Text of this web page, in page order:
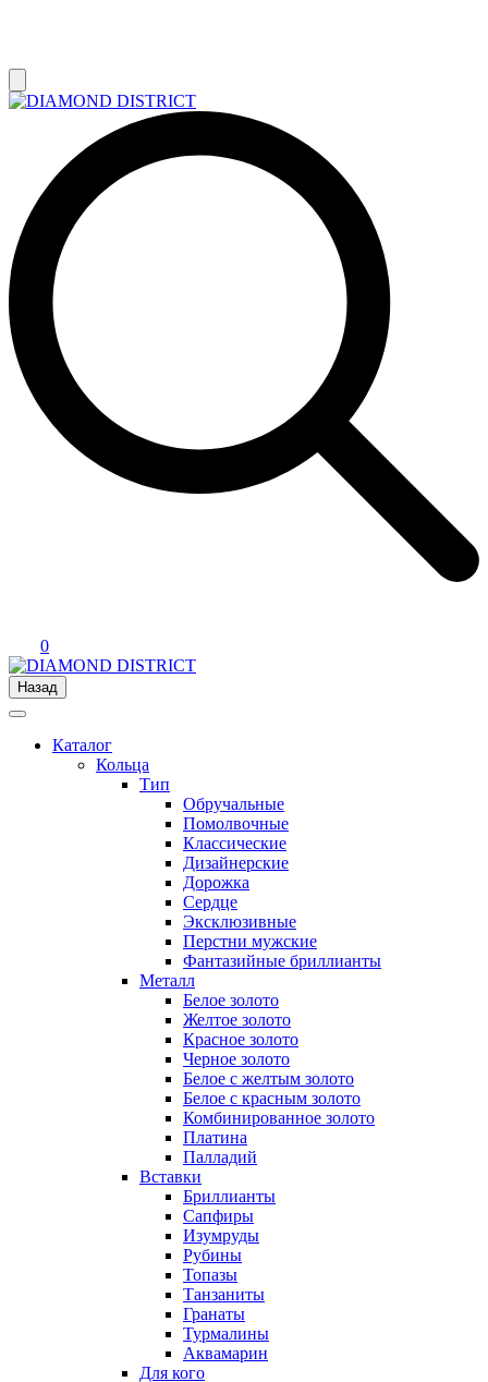
0
Назад
Каталог
Кольца
Тип
Обручальные
Помолвочные
Классические
Дизайнерские
Дорожка
Сердце
Эксклюзивные
Перстни мужские
Фантазийные бриллианты
Металл
Белое золото
Желтое золото
Красное золото
Черное золото
Белое с желтым золото
Белое с красным золото
Комбинированное золото
Платина
Палладий
Вставки
Бриллианты
Сапфиры
Изумруды
Рубины
Топазы
Танзаниты
Гранаты
Турмалины
Аквамарин
Для кого